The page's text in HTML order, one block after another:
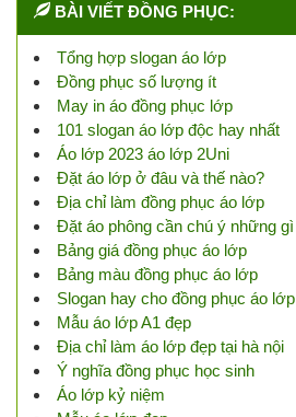
BÀI VIẾT ĐỒNG PHỤC:
Tổng hợp slogan áo lớp
Đồng phục số lượng ít
May in áo đồng phục lớp
101 slogan áo lớp độc hay nhất
Áo lớp 2023 áo lớp 2Uni
Đặt áo lớp ở đâu và thế nào?
Địa chỉ làm đồng phục áo lớp
Đặt áo phông cần chú ý những gì
Bảng giá đồng phục áo lớp
Bảng màu đồng phục áo lớp
Slogan hay cho đồng phục áo lớp
Mẫu áo lớp A1 đẹp
Địa chỉ làm áo lớp đẹp tại hà nội
Ý nghĩa đồng phục học sinh
Áo lớp kỷ niệm